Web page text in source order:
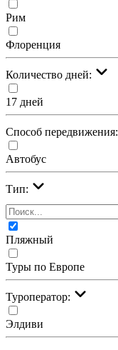
Рим
Флоренция
Количество дней:
17 дней
Cпособ передвижения:
Автобус
Тип:
Пляжный
Туры по Европе
Туроператор:
Элдиви